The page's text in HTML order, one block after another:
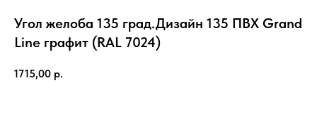
Угол желоба 135 град.Дизайн 135 ПВХ Grand
Line графит (RAL 7024)
1715,00 р.